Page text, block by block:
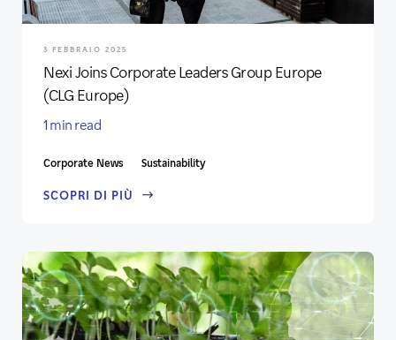
3 FEBBRAIO 2025
Nexi Joins Corporate Leaders Group Europe
(CLG Europe)
1 min read
Corporate News Sustainability
SCOPRI DI PIÙ